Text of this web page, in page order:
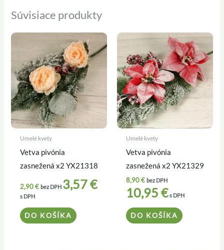
Súvisiace produkty
Umelé kvety
Vetva pivónia
zasnežená x2 YX21318
2,90€ bez DPH 3,57€
s DPH
DO KOŠÍKA
Umelé kvety
Vetva pivónia
zasnežená x2 YX21329
8,90€ bez DPH
10,95 €s DPH
DO KOŠÍKA